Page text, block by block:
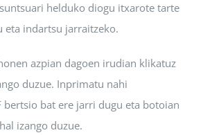
helduko diogu itxarote tarte
eta indartsu jarraitzeko.
azpian dagoen irudian klikatuz
duzue. Inprimatu nahi
bertsio bat ere jarri dugu eta botoian
izango duzue.